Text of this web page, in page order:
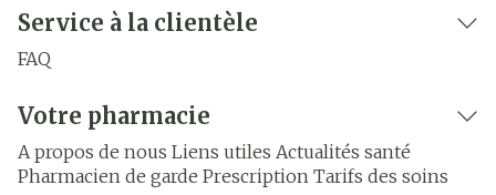
Service à la clientèle
FAQ
Votre pharmacie
A propos de nous Liens utiles Actualités santé
Pharmacien de garde Prescription Tarifs des soins